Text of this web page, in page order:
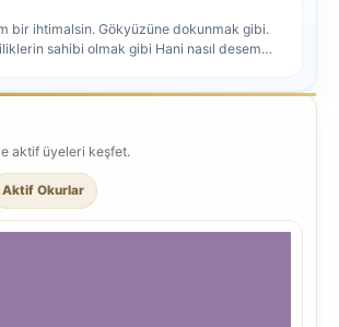
bir ihtimalsin. Gökyüzüne dokunmak gibi.
sahibi olmak gibi Hani nasıl desem
aktif üyeleri keşfet.
Aktif Okurlar